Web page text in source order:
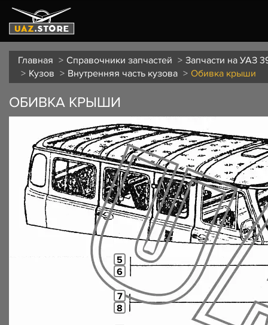
Главная Справочники запчастей
Запчасти на УАЗ
Кузов
Внутренняя часть кузова Обивка крыши
ОБИВКА КРЫШИ
5
6
7
8